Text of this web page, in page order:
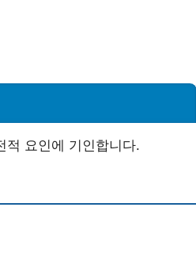
적 요인에 기인합니다.